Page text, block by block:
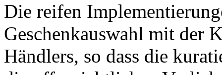
Die reifen
Geschenkauswahl mit der
Händlers, so dass die